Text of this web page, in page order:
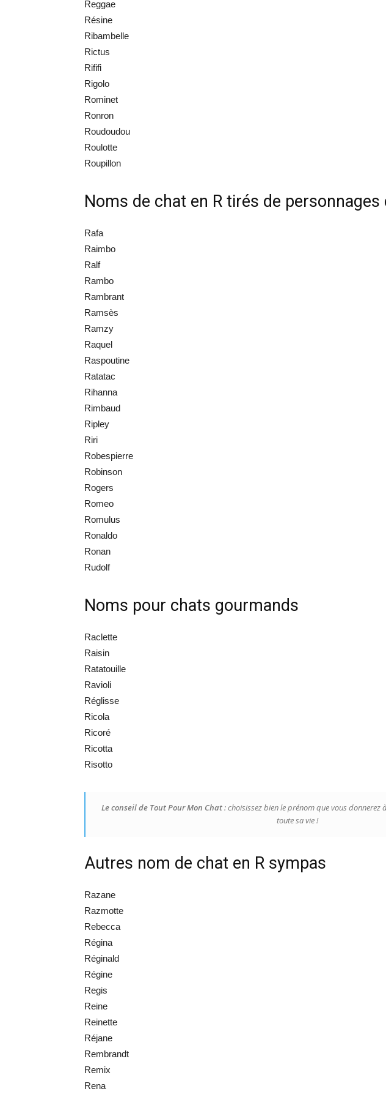
Reggae
Résine
Ribambelle
Rictus
Rififi
Rigolo
Rominet
Ronron
Roudoudou
Roulotte
Roupillon
Noms de chat en R tirés de personnages
Rafa
Raimbo
Ralf
Rambo
Rambrant
Ramsès
Ramzy
Raquel
Raspoutine
Ratatac
Rihanna
Rimbaud
Ripley
Riri
Robespierre
Robinson
Rogers
Romeo
Romulus
Ronaldo
Ronan
Rudolf
Noms pour chats gourmands
Raclette
Raisin
Ratatouille
Ravioli
Réglisse
Ricola
Ricoré
Ricotta
Risotto
Le conseil de Tout Pour Mon Chat: choisissez bien le prénom que vous donnerez
toute sa vie !
Autres nom de chat en R sympas
Razane
Razmotte
Rebecca
Régina
Réginald
Régine
Regis
Reine
Reinette
Réjane
Rembrandt
Remix
Rena